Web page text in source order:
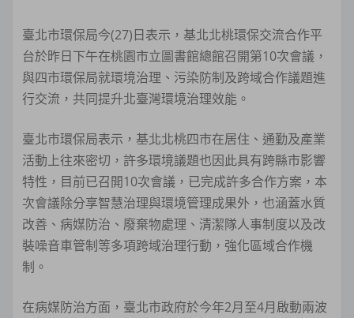
臺北市環保局今(27)日表示，基北北桃環保交流合作平
台於昨日下午在桃園市立圖書館總館召開第10次會議，
與四市環保局就環境治理、污染防制及跨域合作議題進
行交流，共同提升北臺灣環境治理效能。
臺北市環保局表示，基北北桃四市在居住、通勤及產業
活動上往來密切，許多環境議題也因此具有跨縣市影響
特性，目前已召開10次會議，已完成許多合作方案，本
次會議除分享智慧治理與環境管理成果外，也涵蓋水質
改善、病媒防治、廢棄物處理、清潔隊人事制度以及改
裝噪音車管制等多項跨域治理行動，強化區域合作機
制。
在病媒防治方面，臺北市政府於今年2月至4月啟動兩波